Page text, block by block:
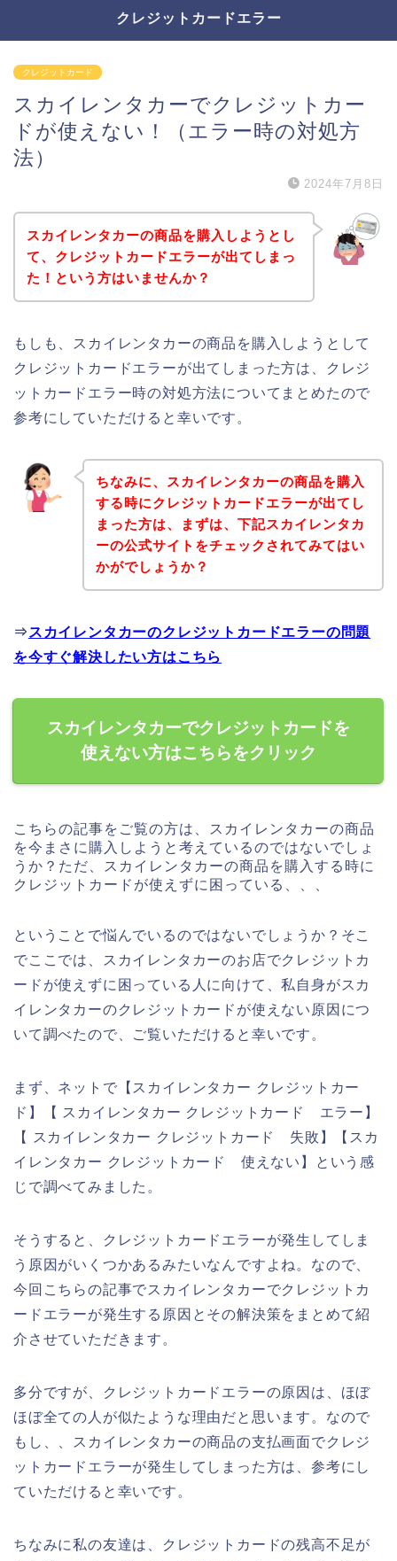
クレジットカードエラー
クレジットカード
スカイレンタカーでクレジットカー
ドが使えない！（エラー時の対処方
法）
2024年7月8日
スカイレンタカーの商品を購入しようとし
て、クレジットカードエラーが出てしまっ
た！という方はいませんか？
もしも、スカイレンタカーの商品を購入しようとして
クレジットカードエラーが出てしまった方は、クレジ
ットカードエラー時の対処方法についてまとめたので
参考にしていただけると幸いです。
ちなみに、スカイレンタカーの商品を購入
する時にクレジットカードエラーが出てし
まった方は、まずは、下記スカイレンタカ
ーの公式サイトをチェックされてみてはい
かがでしょうか？
⇒ スカイレンタカーのクレジットカードエラーの問題
を今すぐ解決したい方はこちら
スカイレンタカーでクレジットカードを
使えない方はこちらをクリック
こちらの記事をご覧の方は、スカイレンタカーの商品
を今まさに購入しようと考えているのではないでしょ
うか？ただ、スカイレンタカーの商品を購入する時に
クレジットカードが使えずに困っている、、、
ということで悩んでいるのではないでしょうか？そこ
でここでは、スカイレンタカーのお店でクレジットカ
ードが使えずに困っている人に向けて、私自身がスカ
イレンタカーのクレジットカードが使えない原因につ
いて調べたので、ご覧いただけると幸いです。
まず、ネットで【スカイレンタカー クレジットカー
ド】【 スカイレンタカー クレジットカード エラー】
【 スカイレンタカー クレジットカード 失敗】【スカ
イレンタカー クレジットカード 使えない】という感
じで調べてみました。
そうすると、クレジットカードエラーが発生してしま
う原因がいくつかあるみたいなんですよね。なので、
今回こちらの記事でスカイレンタカーでクレジットカ
ードエラーが発生する原因とその解決策をまとめて紹
介させていただきます。
多分ですが、クレジットカードエラーの原因は、ほぼ
ほぼ全ての人が似たような理由だと思います。なので
もし、、スカイレンタカーの商品の支払画面でクレジ
ットカードエラーが発生してしまった方は、参考にし
ていただけると幸いです。
ちなみに私の友達は、クレジットカードの残高不足が